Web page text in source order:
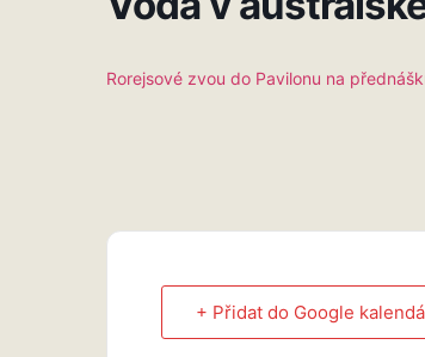
Rorejsové zvou do Pavilonu na
+ Přidat do Google